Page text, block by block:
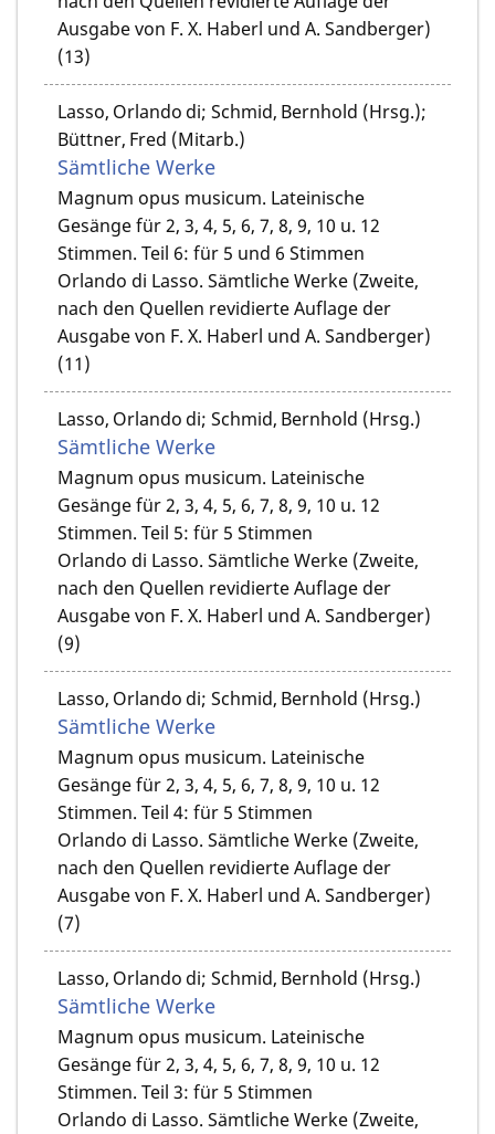
Ausgabe von F. X. Haberl und A. Sandberger)
(13)
Lasso, Orlando di; Schmid, Bernhold (Hrsg.);
Büttner, Fred (Mitarb.)
Sämtliche Werke
Magnum opus musicum. Lateinische
Gesänge für 2, 3, 4, 5, 6, 7, 8, 9, 10 u. 12
Stimmen. Teil 6: für 5 und 6 Stimmen
Orlando di Lasso. Sämtliche Werke (Zweite,
nach den Quellen revidierte Auflage der
Ausgabe von F. X. Haberl und A. Sandberger)
(11)
Lasso, Orlando di; Schmid, Bernhold (Hrsg.)
Sämtliche Werke
Magnum opus musicum. Lateinische
Gesänge für 2, 3, 4, 5, 6, 7, 8, 9, 10 u. 12
Stimmen. Teil 5: für 5 Stimmen
Orlando di Lasso. Sämtliche Werke (Zweite,
nach den Quellen revidierte Auflage der
Ausgabe von F. X. Haberl und A. Sandberger)
(9)
Lasso, Orlando di; Schmid, Bernhold (Hrsg.)
Sämtliche Werke
Magnum opus musicum. Lateinische
Gesänge für 2, 3, 4, 5, 6, 7, 8, 9, 10 u. 12
Stimmen. Teil 4: für 5 Stimmen
Orlando di Lasso. Sämtliche Werke (Zweite,
nach den Quellen revidierte Auflage der
Ausgabe von F. X. Haberl und A. Sandberger)
(7)
Lasso, Orlando di; Schmid, Bernhold (Hrsg.)
Sämtliche Werke
Magnum opus musicum. Lateinische
Gesänge für 2, 3, 4, 5, 6, 7, 8, 9, 10 u. 12
Stimmen. Teil 3: für 5 Stimmen
Orlando di Lasso. Sämtliche Werke (Zweite,